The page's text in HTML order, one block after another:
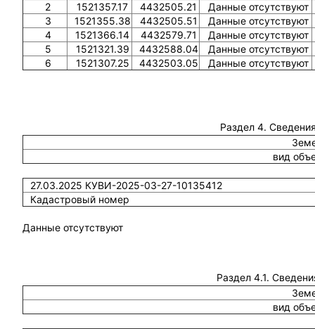
2
1521357.17 4432505.21
Данные отсутствуют
3
1521355.38 4432505.51
Данные отсутствуют
4
1521366.14 4432579.71
Данные отсутствуют
5
1521321.39 4432588.04
Данные отсутствуют
6
1521307.25 4432503.05 Данные отсутствуют
Раздел 4.
вид
27.03.2025 КУВИ-2025-03-27-10135412
Кадастровый номер
Данные отсутствуют
Раздел 4.1.
вид